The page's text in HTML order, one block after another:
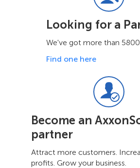
Looking for a
We've got more than
Find one here
Become an
partner
Attract more customers.
profits. Grow your business.